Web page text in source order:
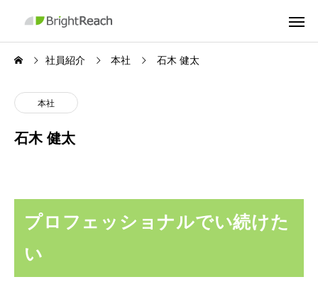
社員紹介 本社 石木 健太
本社
石木 健太
プロフェッショナルでい続けた
い